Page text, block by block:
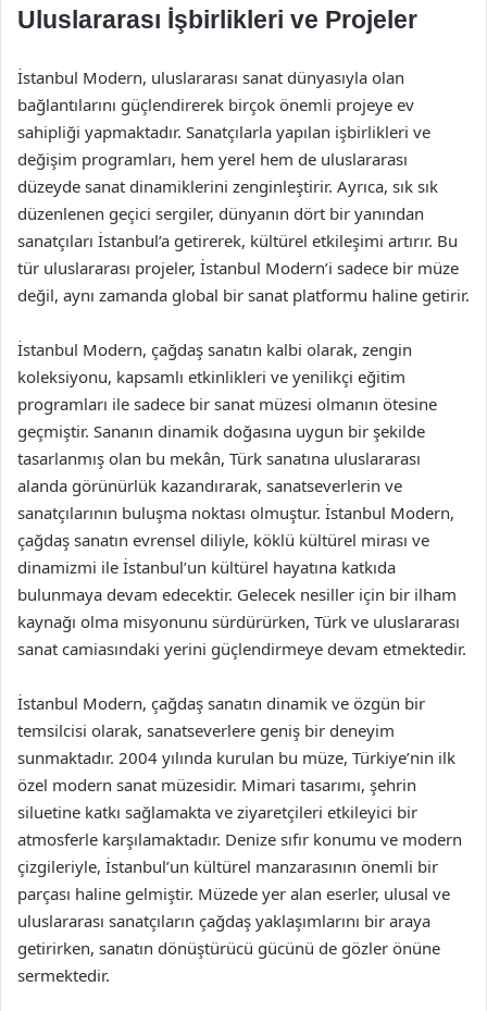
Uluslararası İşbirlikleri ve Projeler
İstanbul Modern, uluslararası sanat dünyasıyla olan
bağlantılarını güçlendirerek birçok önemli projeye ev
sahipliği yapmaktadır. Sanatçılarla yapılan işbirlikleri ve
değişim programları, hem yerel hem de uluslararası
düzeyde sanat dinamiklerini zenginleştirir. Ayrıca, sık sık
düzenlenen geçici sergiler, dünyanın dört bir yanından
sanatçıları İstanbul’a getirerek, kültürel etkileşimi artırır. Bu
tür uluslararası projeler, İstanbul Modern’i sadece bir müze
değil, aynı zamanda global bir sanat platformu haline getirir.
İstanbul Modern, çağdaş sanatın kalbi olarak, zengin
koleksiyonu, kapsamlı etkinlikleri ve yenilikçi eğitim
programları ile sadece bir sanat müzesi olmanın ötesine
geçmiştir. Sananın dinamik doğasına uygun bir şekilde
tasarlanmış olan bu mekân, Türk sanatına uluslararası
alanda görünürlük kazandırarak, sanatseverlerin ve
sanatçılarının buluşma noktası olmuştur. İstanbul Modern,
çağdaş sanatın evrensel diliyle, köklü kültürel mirası ve
dinamizmi ile İstanbul’un kültürel hayatına katkıda
bulunmaya devam edecektir. Gelecek nesiller için bir ilham
kaynağı olma misyonunu sürdürürken, Türk ve uluslararası
sanat camiasındaki yerini güçlendirmeye devam etmektedir.
İstanbul Modern, çağdaş sanatın dinamik ve özgün bir
temsilcisi olarak, sanatseverlere geniş bir deneyim
sunmaktadır. 2004 yılında kurulan bu müze, Türkiye’nin ilk
özel modern sanat müzesidir. Mimari tasarımı, şehrin
siluetine katkı sağlamakta ve ziyaretçileri etkileyici bir
atmosferle karşılamaktadır. Denize sıfır konumu ve modern
çizgileriyle, İstanbul’un kültürel manzarasının önemli bir
parçası haline gelmiştir. Müzede yer alan eserler, ulusal ve
uluslararası sanatçıların çağdaş yaklaşımlarını bir araya
getirirken, sanatın dönüştürücü gücünü de gözler önüne
sermektedir.